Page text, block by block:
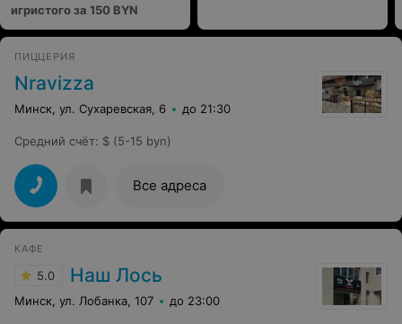
игристого за 150 BYN
ПИЦЦЕРИЯ
Nravizza
Минск, ул. Сухаревская, 6 до 21:30
Средний счёт: $ (5-15 byn)
Все адреса
КАФЕ
5.0 Наш Лось
Минск, ул. Лобанка, 107 до 23:00